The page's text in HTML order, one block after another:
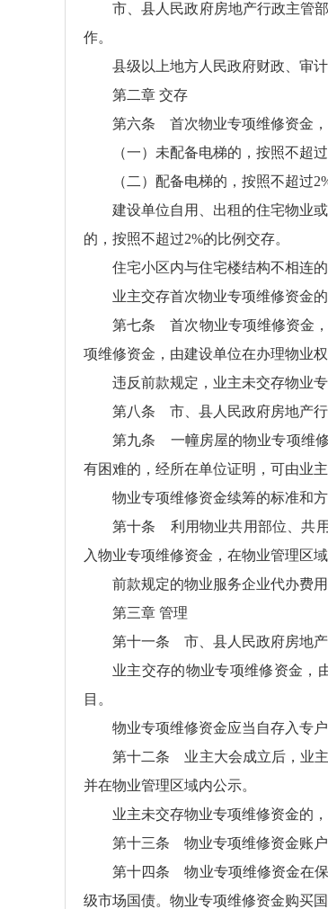
市、县人民政府房地产行政主管
作。
县级以上地方人民政府财政、审
第二章 交存
第六条 首次物业专项维修资金，
（一）未配备电梯的，按照不超
（二）配备电梯的，按照不超过
建设单位自用、出租的住宅物业
的，按照不超过2%的比例交存。
住宅小区内与住宅楼结构不相连
业主交存首次物业专项维修资金
第七条 首次物业专项维修资金
项维修资金，由建设单位在办理物业
违反前款规定，业主未交存物业
第八条 市、县人民政府房地产行
第九条 一幢房屋的物业专项维
有困难的，经所在单位证明，可由业
物业专项维修资金续筹的标准和
第十条 利用物业共用部位、共
入物业专项维修资金，在物业管理区
前款规定的物业服务企业代办费
第三章 管理
第十一条 市、县人民政府房地产
业主交存的物业专项维修资金，
目。
物业专项维修资金应当自存入专
第十二条 业主大会成立后，业主
并在物业管理区域内公示。
业主未交存物业专项维修资金的
第十三条 物业专项维修资金账户
第十四条 物业专项维修资金在
级市场国债。物业专项维修资金购买